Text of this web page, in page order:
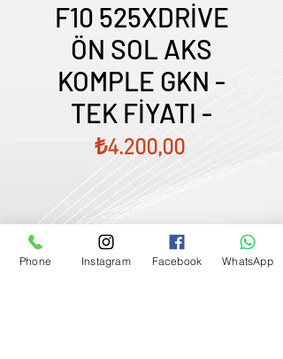
F10 525XDRİVE
ÖN SOL AKS
KOMPLE GKN -
TEK FİYATI -
₺4.200,00Fiyat
Satış Temsilcimizle Görüşün
Phone Instagram Facebook WhatsApp